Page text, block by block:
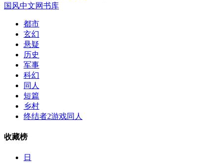
国风中文网书库
都市
玄幻
悬疑
历史
军事
科幻
同人
短篇
乡村
终结者2游戏同人
收藏榜
日